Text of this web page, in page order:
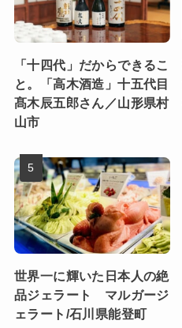
「十四代」だからできるこ
と。「高木酒造」十五代目
髙木辰五郎さん／山形県村
山市
世界一に輝いた日本人の絶
品ジェラート マルガージ
ェラート/石川県能登町